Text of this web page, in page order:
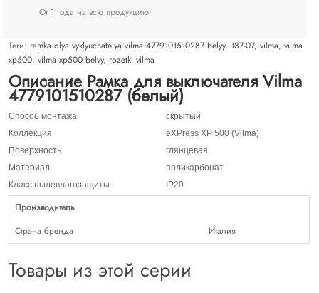
От 1 года на всю продукцию
Теги: ramka dlya vyklyuchatelya vilma 4779101510287 belyy, 187-07,vilma,vilma
xp500,vilma xp500 belyy, rozetki vilma
Описание Рамка для выключателя Vilma
4779101510287 (белый)
Способ монтажа
скрытый
Коллекция
eXPress XP 500 (Vilma)
Поверхность
глянцевая
Материал
поликарбонат
Класс пылевлагозащиты
IP20
Производитель
Страна бренда
Италия
Товары из этой серии